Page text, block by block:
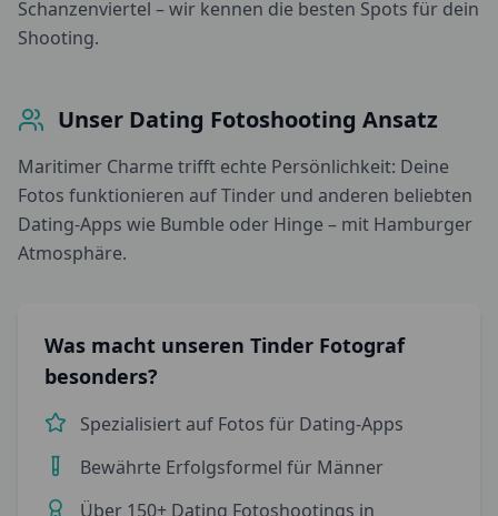
Schanzenviertel – wir kennen die besten Spots für dein
Shooting.
Unser Dating Fotoshooting Ansatz
Maritimer Charme trifft echte Persönlichkeit: Deine
Fotos funktionieren auf Tinder und anderen beliebten
Dating-Apps wie Bumble oder Hinge – mit Hamburger
Atmosphäre.
Was macht unseren Tinder Fotograf
besonders?
Spezialisiert auf Fotos für Dating-Apps
Bewährte Erfolgsformel für Männer
Über 150+ Dating Fotoshootings in